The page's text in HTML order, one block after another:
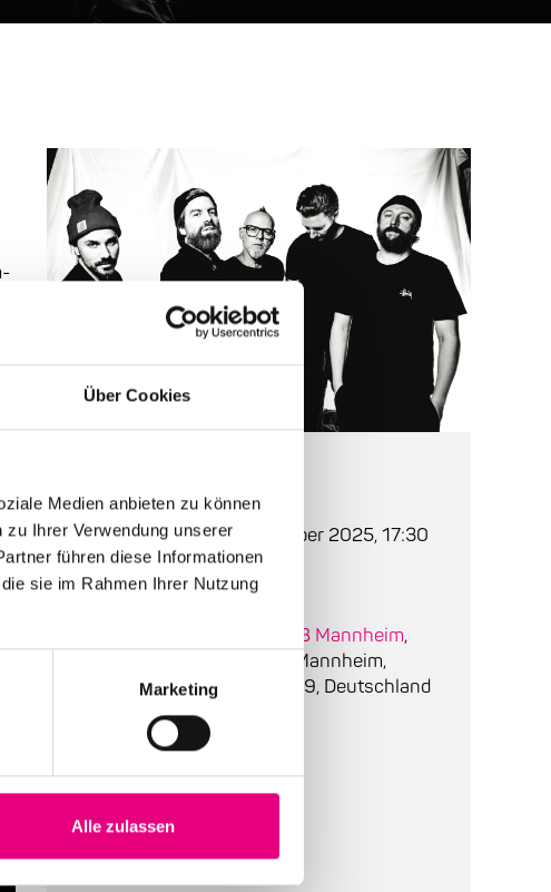
Über Cookies
Medien anbieten zu können
Ihrer Verwendung unserer
führen diese Informationen
sie im Rahmen Ihrer Nutzung
Marketing
Alle zulassen
Beginn:Dienstag, 21. Oktober 2025, 17:30
Einlass: 17:00
PHOENIX group COLAB Mannheim,
Pfingstweidstraße 10-12, Mannheim,
Baden-Württemberg, 68199, Deutschland
Bestuhlung: bestuhlt
Abendkasse: